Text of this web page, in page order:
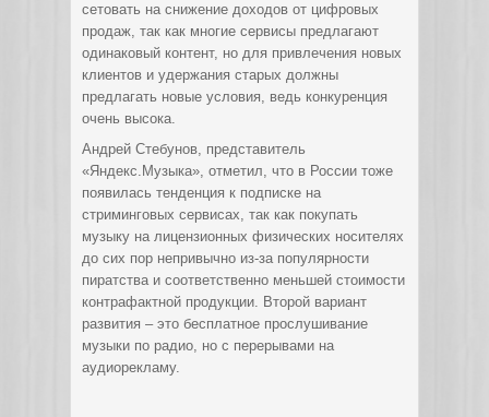
сетовать на снижение доходов от цифровых
продаж, так как многие сервисы предлагают
одинаковый контент, но для привлечения новых
клиентов и удержания старых должны
предлагать новые условия, ведь конкуренция
очень высока.
Андрей Стебунов, представитель
«Яндекс.Музыка», отметил, что в России тоже
появилась тенденция к подписке на
стриминговых сервисах, так как покупать
музыку на лицензионных физических носителях
до сих пор непривычно из-за популярности
пиратства и соответственно меньшей стоимости
контрафактной продукции. Второй вариант
развития – это бесплатное прослушивание
музыки по радио, но с перерывами на
аудиорекламу.